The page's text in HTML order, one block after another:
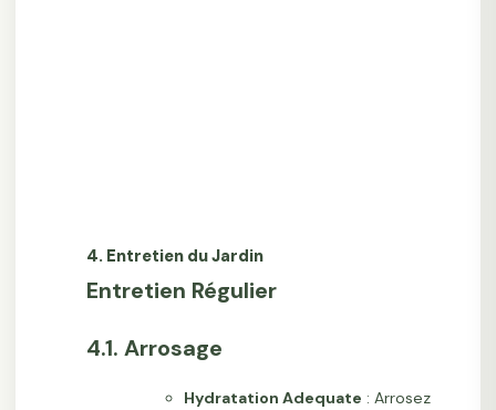
4. Entretien du Jardin
Entretien Régulier
4.1. Arrosage
Hydratation Adequate : Arrosez